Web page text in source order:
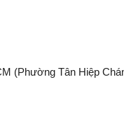
(Phường Tân Hiệp